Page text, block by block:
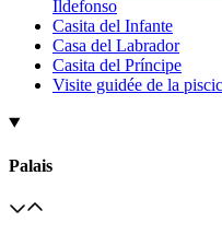
Ildefonso
Casita del Infante
Casa del Labrador
Casita del Príncipe
Visite guidée de la
Palais